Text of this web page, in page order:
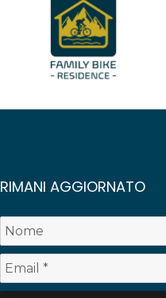
RIMANI AGGIORNATO